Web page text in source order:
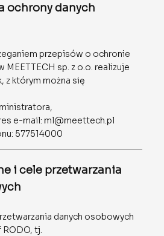
ochrony danych
przepisów o ochronie
MEETTECH sp. z o.o. realizuje
z którym można się
e-mail: ml@meettech.pl
577514000
i cele przetwarzania
danych osobowych
RODO, tj.